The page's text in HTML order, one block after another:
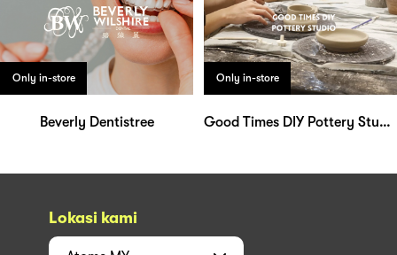
Only in-store
Beverly Dentistree
Only in-store
Good Times DIY Pottery Studio
Lokasi kami